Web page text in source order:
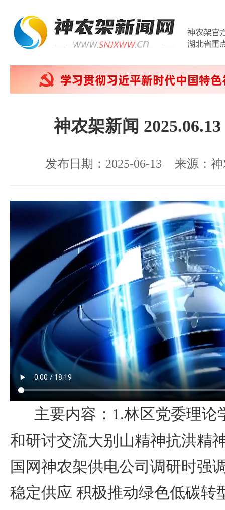
神农架新闻
发布日期：2025-06-13 来源：
主要内容： 1.林区党委理论
和研讨交流大别山精神抗洪精
国网神农架供电公司调研时强
稳定供应 积极推动绿色低碳转